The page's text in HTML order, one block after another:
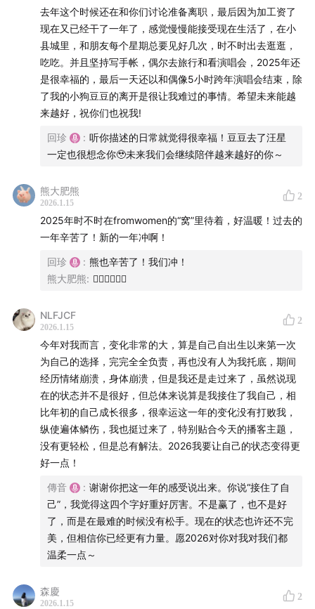
「FromWomen 从我们开始」是一档关注女性生活的陪伴
型播客。我们从女性的视角，分享时时刻刻发生的真实经
历，探讨那些没有标准答案的生活问题。
回珍和传音，是我们外婆和姥姥的名字。这里没有严肃的
讨论框架，只有生活中的细腻感受和深刻共鸣。我们聊工
温暖的对话，为你提供一份陪伴与思考的空间。
收听平台：
小宇宙｜苹果播客｜Spotify｜荔枝播客｜网易云音乐｜喜
马拉雅｜豆瓣｜QQ音乐
播客将定期更新，欢迎关注我们的微博和小红书
@FromWomen从我们开始，以及添加小助手微信：
FromWomen 加入我们的听友群。
听友来信及商务合作：fromwomen@outlook.com
去年这个时候还在和你们讨论准备离职，最后因为加工资了
现在又已经干了一年了，感觉慢慢能接受现在生活了，在小
县城里，和朋友每个星期总要见好几次，时不时出去逛逛，
吃吃。并且坚持写手帐，偶尔去旅行和看演唱会，2025年还
是很幸福的，最后一天还以和偶像5小时跨年演唱会结束，除
了我的小狗豆豆的离开是很让我难过的事情。希望未来能越
来越好，祝你们也祝我!
回珍 : 听你描述的日常就觉得很幸福！豆豆去了汪星
一定也很想念你🥹未来我们会继续陪伴越来越好的你～
熊大肥熊
2026.1.15
2
2025年时不时在fromwomen的“窝”里待着，好温暖！过去的
一年辛苦了！新的一年冲啊！
回珍 : 熊也辛苦了！我们冲！
熊大肥熊: 🏃‍♀️🏃‍♀️🏃‍♀️
NLFJCF
2026.1.15
2
今年对我而言，变化非常的大，算是自己自出生以来第一次
为自己的选择，完完全全负责，再也没有人为我托底，期间
经历情绪崩溃，身体崩溃，但是我还是走过来了，虽然说现
在的状态并不是很好，但总体来说算是我接住了我自己，相
比年初的自己成长很多，很幸运这一年的变化没有打败我，
纵使遍体鳞伤，我也挺过来了，特别贴合今天的播客主题，
没有更轻松，但是总有解法。2026我要让自己的状态变得更
好一点！
傳音 : 谢谢你把这一年的感受说出来。你说“接住了自
己”，我觉得这四个字好重好厉害。不是赢了，也不是好
了，而是在最难的时候没有松手。现在的状态也许还不完
美，但相信你已经更有力量。愿2026对你对我对我们都
温柔一点～
森慶
2026.1.15
2